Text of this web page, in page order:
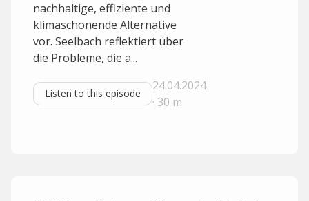
nachhaltige, effiziente und
klimaschonende Alternative
vor. Seelbach reflektiert über
die Probleme, die a...
Listen to this episode
24.04.2024
· 30 m